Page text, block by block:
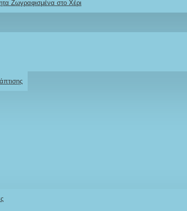
Ζωγραφισμένα στο Χέρι
Για το προϊόν